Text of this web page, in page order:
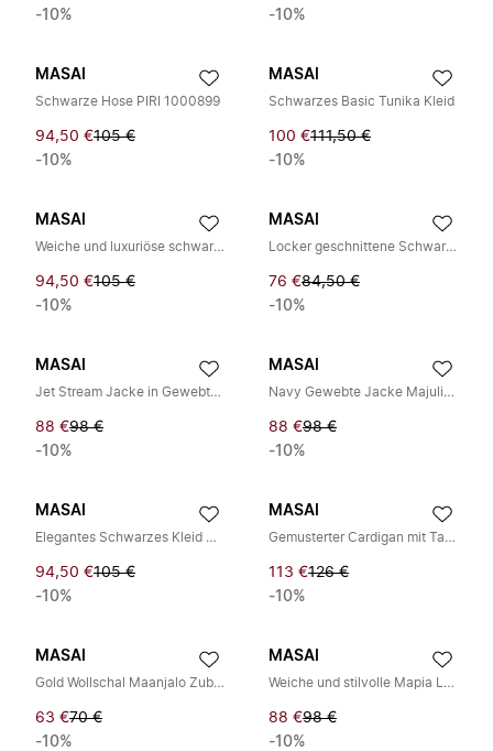
-10%
-10%
MASAI
Schwarze Hose PIRI 1000899
94,50 €105 €
-10%
MASAI
Schwarzes Basic Tunika Kleid
100 €111,50 €
-10%
MASAI
Weiche und luxuriöse schwarze Basic-Hose
94,50 €105 €
-10%
MASAI
Locker geschnittene Schwarze Hose mit elastischem Bund
76 €84,50 €
-10%
MASAI
Jet Stream Jacke in Gewebter Qualität
88 €98 €
-10%
MASAI
Navy Gewebte Jacke Majulitta Stil
88 €98 €
-10%
MASAI
Elegantes Schwarzes Kleid mit 3/4 Ärmeln
94,50 €105 €
-10%
MASAI
Gemusterter Cardigan mit Taschen und Knopfverschluss
113 €126 €
-10%
MASAI
Gold Wollschal Maanjalo Zubehör
63 €70 €
-10%
MASAI
Weiche und stilvolle Mapia Leggings
88 €98 €
-10%